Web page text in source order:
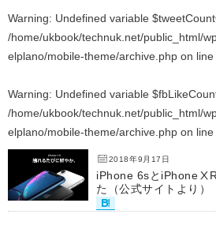
Warning: Undefined variable
/home/ukbook/technuk.net/public_html/
elplano/mobile-theme/archive.php on line
Warning: Undefined variable
/home/ukbook/technuk.net/public_html/
elplano/mobile-theme/archive.php on line
2018年9月17日
iPhone 6sと
た（公式サイトより）